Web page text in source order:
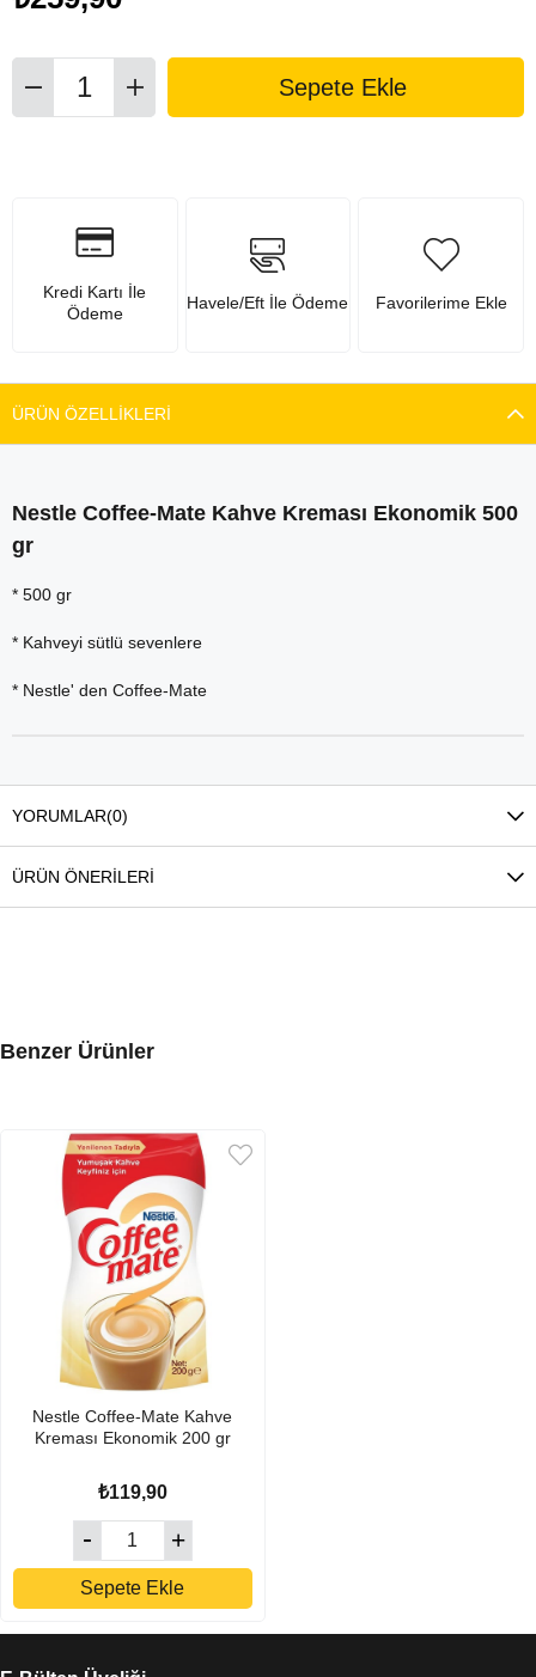
Kredi Kartı İle
Ödeme
Havele/Eft İle Ödeme Favorilerime Ekle
ÜRÜN ÖZELLIKLERI
Nestle Coffee-Mate Kahve Kreması Ekonomik 500
gr
* 500 gr
* Kahveyi sütlü sevenlere
* Nestle' den Coffee-Mate
YORUMLAR(0)
ÜRÜN ÖNERILERI
Benzer Ürünler
Nestle Coffee-Mate Kahve
Kreması Ekonomik 200 gr
₺119,90
Sepete Ekle